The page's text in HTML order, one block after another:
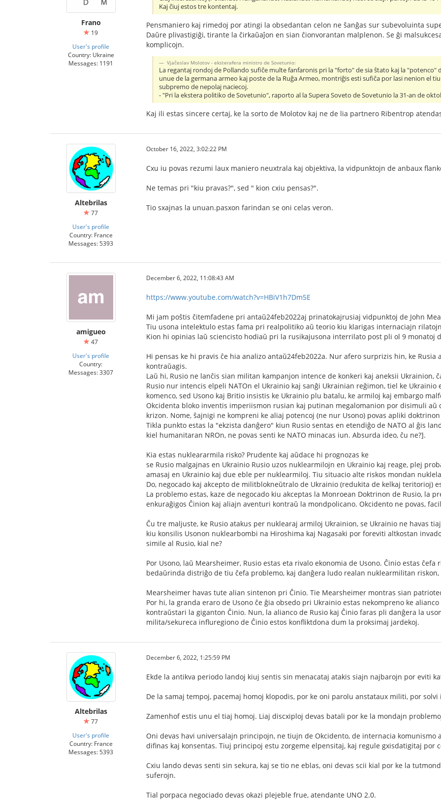
Frano
19
User's profile
Country: Ukraine
Messages: 1191
Kaj ĉiuj estos tre kontentaj.
Pensmaniero kaj rimedoj por atingi la obsedantan celon ne ŝanĝas sur subevoluinta
Daŭre plivastigiĝi, tirante la ĉirkaŭaĵon en sian ĉionvorantan malplenon. Se ĝi
komplicojn.
Vjaĉeslav Molotov - eksterafera ministro de Sovetunio:
La regantaj rondoj de Pollando sufiĉe multe fanfaronis pri la "forto" de sia ŝtato kaj la
unue de la germana armeo kaj poste de la Ruĝa Armeo, montriĝis esti sufiĉa por lasi nenion el
subpremo de nepolaj naciecoj.
- "Pri la ekstera politiko de Sovetunio", raporto al la Supera Soveto de Sovetunio la 31-an de
Kaj ili estas sincere certaj, ke la sorto de Molotov kaj ne de lia partnero Ribentrop
Altebrilas
77
User's profile
Country: France
Messages: 5393
October 16, 2022, 3:02:22 PM
Cxu iu povas rezumi laux maniero neuxtrala kaj objektiva, la vidpunktojn de anbaux
Ne temas pri "kiu pravas?", sed " kion cxiu pensas?".
Tio sxajnas la unuan.pasxon farindan se oni celas veron.
amigueo
47
User's profile
Country:
Messages: 3307
December 6, 2022, 11:08:43 AM
https://www.youtube.com/watch?v=HBiV1h7Dm5E
Mi jam poŝtis ĉitemfadene pri antaŭ24feb2022aj prinatokajrusiaj vidpunktoj de John
Tiu usona intelektulo estas fama pri realpolitiko aŭ teorio kiu klarigas internaciajn
Kion hi opinias laŭ sciencisto hodiaŭ pri la rusikajusona interrilato post pli ol 9 monatoj
Hi pensas ke hi pravis ĉe hia analizo antaŭ24feb2022a. Nur afero surprizis hin, ke Rusia
kontraŭagis.
Laŭ hi, Rusio ne lanĉis sian militan kampanjon intence de konkeri kaj aneksii Ukrainion,
Rusio nur intencis elpeli NATOn el Ukrainio kaj sanĝi Ukrainian reĝimon, tiel ke
komenco, sed Usono kaj Britio insistis ke Ukrainio plu batalu, ke armiloj kaj embargo
Okcidenta bloko inventis imperiismon rusian kaj putinan megalomanion por disimuli
krizon. Nome, ŝajnigi ne kompreni ke aliaj potencoj (ne nur Usono) povas apliki
Tikla punkto estas la "ekzista danĝero" kiun Rusio sentas en etendiĝo de NATO al ĝis
kiel humanitaran NROn, ne povas senti ke NATO minacas iun. Absurda ideo, ĉu ne?].
Kia estas nukleararmila risko? Prudente kaj aŭdace hi prognozas ke
se Rusio malgajnas en Ukrainio Rusio uzos nuklearmilojn en Ukrainio kaj reage, plej
amasaj en Ukrainio kaj due eble per nuklearmiloj. Tiu situacio alte riskos mondan
Do, negocado kaj akcepto de militblokneŭtralo de Ukrainio (redukita de kelkaj teritorioj)
La problemo estas, kaze de negocado kiu akceptas la Monroean Doktrinon de Rusio, la
enkuraĝigos Ĉinion kaj aliajn aventuri kontraŭ la mondpolicano. Okcidento ne povas,
Ĉu tre maljuste, ke Rusio atakus per nuklearaj armiloj Ukrainion, se Ukrainio ne havas
kiu konsilis Usonon nuklearbombi na Hiroshima kaj Nagasaki por foreviti altkostan
simile al Rusio, kial ne?
Por Usono, laŭ Mearsheimer, Rusio estas eta rivalo ekonomia de Usono. Ĉinio estas
bedaŭrinda distriĝo de tiu ĉefa problemo, kaj danĝera ludo realan nuklearmilitan
Mearsheimer havas tute alian sintenon pri Ĉinio. Tie Mearsheimer montras sian
Por hi, la granda eraro de Usono ĉe ĝia obsedo pri Ukrainio estas nekompreno ke
kontraŭstari la giganton Ĉinio. Nun, la alianco de Rusio kaj Ĉinio faras pli danĝera la
milita/sekureca influregiono de Ĉinio estos konfliktdona dum la proksimaj jardekoj.
Altebrilas
77
User's profile
Country: France
Messages: 5393
December 6, 2022, 1:25:59 PM
Ekde la antikva periodo landoj kiuj sentis sin menacataj atakis siajn najbarojn por eviti
De la samaj tempoj, pacemaj homoj klopodis, por ke oni parolu anstataux militi, por
Zamenhof estis unu el tiaj homoj. Liaj discxiploj devas batali por ke la mondajn
Oni devas havi universalajn principojn, ne tiujn de Okcidento, de internacia
difinas kaj konsentas. Tiuj principoj estu zorgeme elpensitaj, kaj regule gxisdatigitaj por
Cxiu lando devas senti sin sekura, kaj se tio ne eblas, oni devas scii kial por ke la
suferojn.
Tial porpaca negociado devas okazi plejeble frue, atendante UNO 2.0.